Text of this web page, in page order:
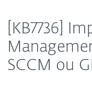
[KB7736]
SCCM ou